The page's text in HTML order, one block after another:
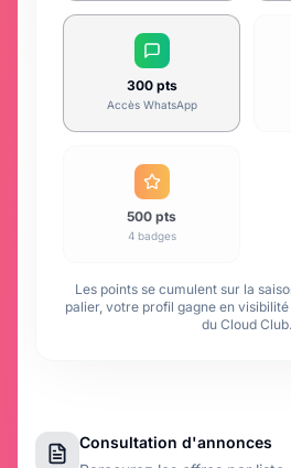
300pts
Accès WhatsApp
500 pts
4 badges
Les points se cumulent sur la
palier, votre profil gagne en
du Cloud Club.
Consultation d'annonces